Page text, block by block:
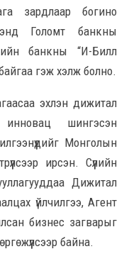
зардлаар богино
Голомт банкны
банкны “И-Билл
гэж хэлж болно.
эхлэн дижитал
шингэсэн
Монголын
ирсэн. Сүүлийн
Дижитал
үйлчилгээ, Агент
бизнес загварыг
байна.